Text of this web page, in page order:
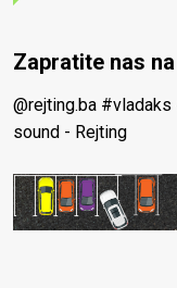
Zapratite nas na
@rejting.ba #vladaks
sound - Rejting